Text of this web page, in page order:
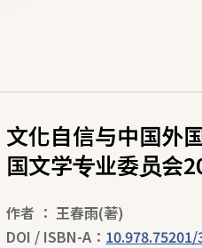
文化自信与中国外
国文学专业委员会
作者 ： 王春雨(著)
DOI / ISBN-A：